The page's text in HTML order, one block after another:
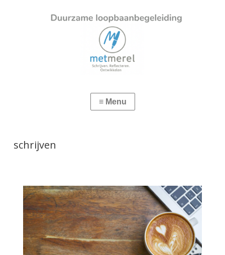
schrijven